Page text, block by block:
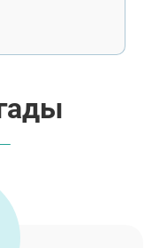
сам купил
не